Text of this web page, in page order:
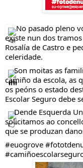
No pasado pleno
existe nun dos tramos
Rosalía de Castro e
celeridade.
Son moitas as
camiño da escola, as
os peóns o estado
Escolar Seguro debe
Dende Esquerda
solicitamos ao
que se produzan
#euogrove